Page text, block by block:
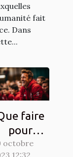
fait
Dans
faire
pour
un
octobre